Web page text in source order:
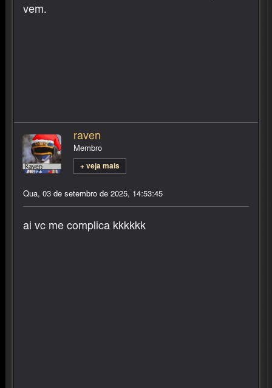
vem.
raven
Membro
+ veja mais
Qua, 03 de setembro de 2025, 14:53:45
ai vc me complica kkkkkk